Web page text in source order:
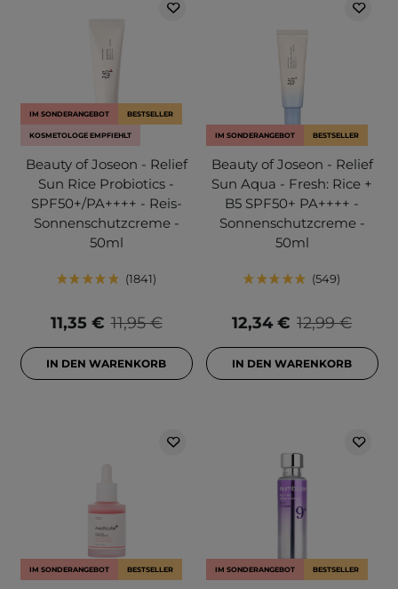
IM SONDERANGEBOT BESTSELLER
KOSMETOLOGE EMPFIEHLT
Beauty of Joseon - Relief
Sun Rice Probiotics -
SPF50+/PA++++ - Reis-
Sonnenschutzcreme -
50ml
1841
11,95 €
11,35 €
IN DEN WARENKORB
IM SONDERANGEBOT BESTSELLER
Beauty of Joseon - Relief
Sun Aqua - Fresh: Rice +
B5 SPF50+ PA++++ -
Sonnenschutzcreme -
50ml
549
12,99 €
12,34 €
IN DEN WARENKORB
IM SONDERANGEBOT BESTSELLER IM SONDERANGEBOT BESTSELLER